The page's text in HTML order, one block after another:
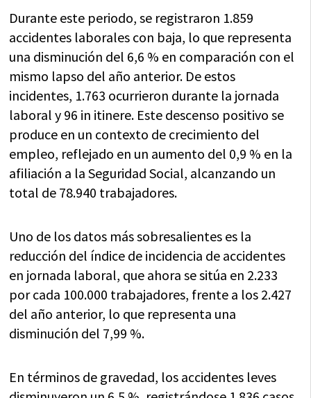
Durante este periodo, se registraron 1.859
accidentes laborales con baja, lo que representa
una disminución del 6,6 % en comparación con el
mismo lapso del año anterior. De estos
incidentes, 1.763 ocurrieron durante la jornada
laboral y 96 in itinere. Este descenso positivo se
produce en un contexto de crecimiento del
empleo, reflejado en un aumento del 0,9 % en la
afiliación a la Seguridad Social, alcanzando un
total de 78.940 trabajadores.
Uno de los datos más sobresalientes es la
reducción del índice de incidencia de accidentes
en jornada laboral, que ahora se sitúa en 2.233
por cada 100.000 trabajadores, frente a los 2.427
del año anterior, lo que representa una
disminución del 7,99 %.
En términos de gravedad, los accidentes leves